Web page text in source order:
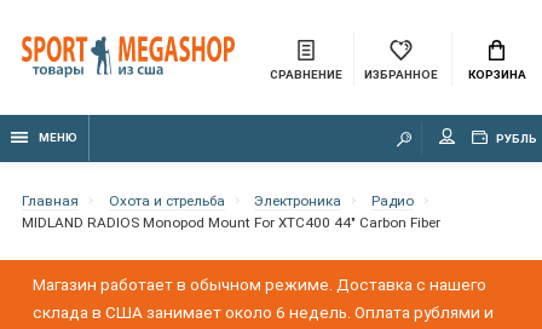
СРАВНЕНИЕ ИЗБРАННОЕ КОРЗИНА
МЕНЮ РУБЛЬ
Главная Охота и стрельба Электроника
Радио
MIDLAND RADIOS Monopod Mount For XTC400 44" Carbon Fiber
Магазин работает в обычном режиме. Доставка с нашего
склада в США занимает около 6 недель. Оплата рублями и